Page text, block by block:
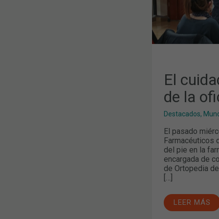
El
de la
Destacados,
El pasado
Farmacéuticos
del pie en la
encargada de
de Ortopedia
[…]
FARMACIA
LEER MÁS